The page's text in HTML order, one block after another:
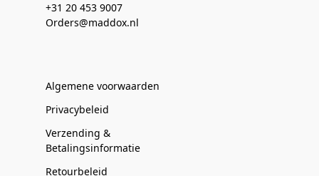
+31 20 453 9007
Orders@maddox.nl
Algemene voorwaarden
Privacybeleid
Verzending &
Betalingsinformatie
Retourbeleid